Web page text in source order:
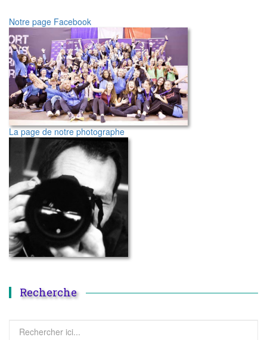
Notre page Facebook
La page de notre photographe
Recherche